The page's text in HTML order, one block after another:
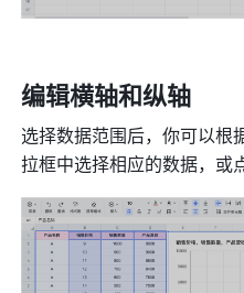
编辑横轴和纵轴
选择数据范围后，你可以根
拉框中选择相应的数据，或